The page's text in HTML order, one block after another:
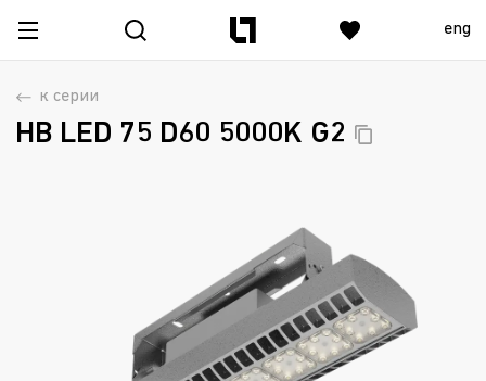
eng
к серии
HB LED 75 D60 5000K G2